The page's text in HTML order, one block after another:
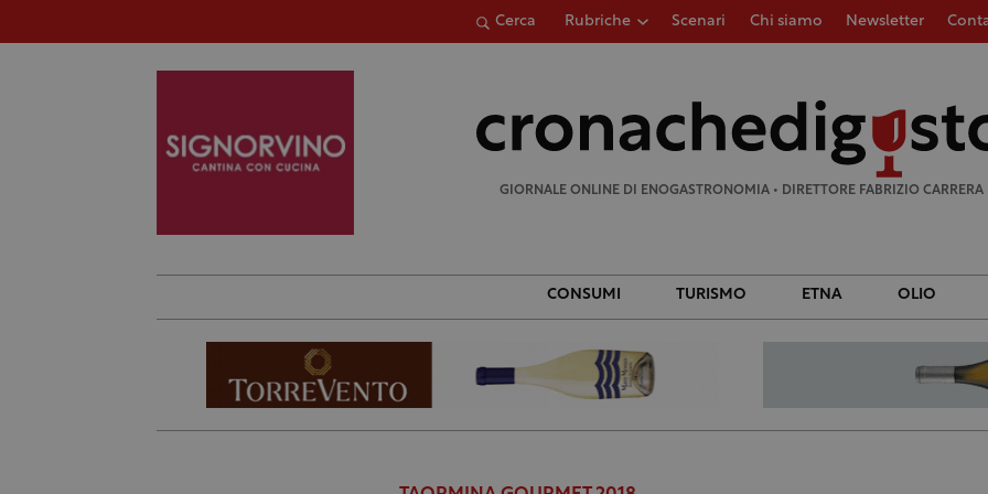
Cerca Rubriche Scenari Chi siamo Newsletter
GIORNALE ONLINE DI ENOGASTRONOMIA • DIRETTORE FABRIZIO CARRERA
CONSUMI TURISMO ETNA OLIO